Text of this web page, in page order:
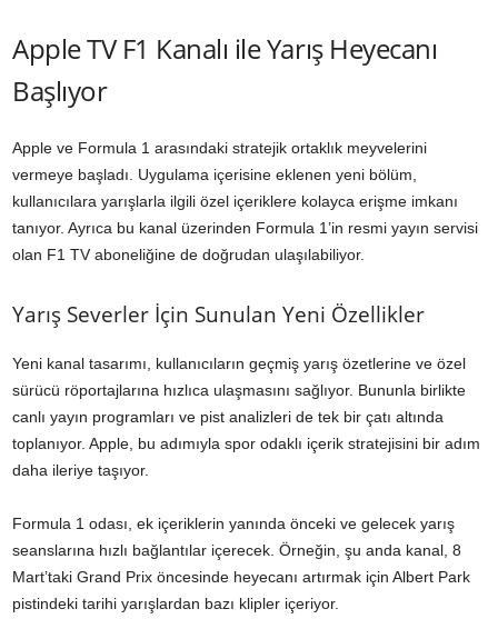
Apple TV F1 Kanalı ile Yarış Heyecanı
Başlıyor
Apple ve Formula 1 arasındaki stratejik ortaklık meyvelerini
vermeye başladı. Uygulama içerisine eklenen yeni bölüm,
kullanıcılara yarışlarla ilgili özel içeriklere kolayca erişme imkanı
tanıyor. Ayrıca bu kanal üzerinden Formula 1’in resmi yayın servisi
olan F1 TV aboneliğine de doğrudan ulaşılabiliyor.
Yarış Severler İçin Sunulan Yeni Özellikler
Yeni kanal tasarımı, kullanıcıların geçmiş yarış özetlerine ve özel
sürücü röportajlarına hızlıca ulaşmasını sağlıyor. Bununla birlikte
canlı yayın programları ve pist analizleri de tek bir çatı altında
toplanıyor. Apple, bu adımıyla spor odaklı içerik stratejisini bir adım
daha ileriye taşıyor.
Formula 1 odası, ek içeriklerin yanında önceki ve gelecek yarış
seanslarına hızlı bağlantılar içerecek. Örneğin, şu anda kanal, 8
Mart’taki Grand Prix öncesinde heyecanı artırmak için Albert Park
pistindeki tarihi yarışlardan bazı klipler içeriyor.